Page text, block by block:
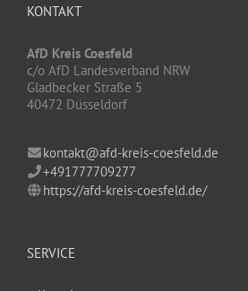
KONTAKT
AfD Kreis Coesfeld
c/o AfD Landesverband NRW
Gladbecker Straße 5
40472 Düsseldorf
kontakt@afd-kreis-coesfeld.de
+491777709277
https://afd-kreis-coesfeld.de/
SERVICE